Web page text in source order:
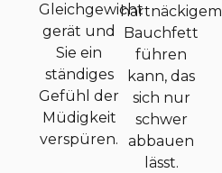
Gleichgewicht
gerät und
Sie ein
ständiges
Gefühl der
Müdigkeit
verspüren.
hartnäckigem
Bauchfett
führen
kann, das
sich nur
schwer
abbauen
lässt.